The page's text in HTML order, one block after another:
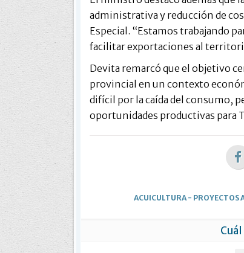
administrativa y reducción de
Especial. “Estamos trabajando
facilitar exportaciones al
Devita remarcó que el objetivo
provincial en un contexto
difícil por la caída del consumo,
oportunidades productivas para
ACUICULTURA- PROYECTOS